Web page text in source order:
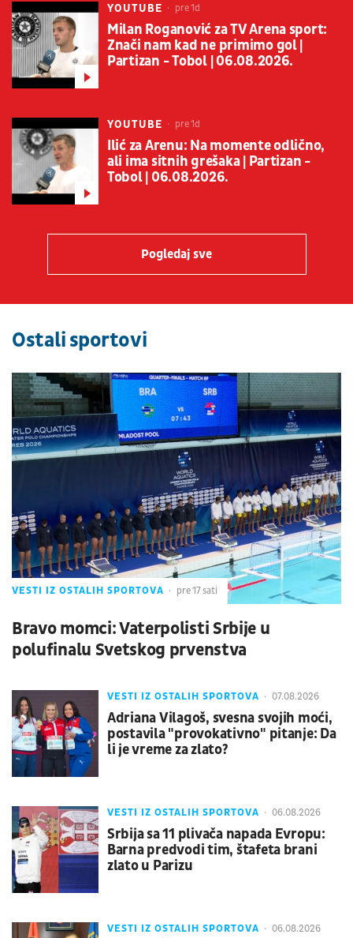
YOUTUBE pre 1d
Milan Roganović za TV Arena sport:
Znači nam kad ne primimo gol |
Partizan - Tobol | 06.08.2026.
YOUTUBE pre 1d
Ilić za Arenu: Na momente odlično,
ali ima sitnih grešaka | Partizan -
Tobol | 06.08.2026.
Pogledaj sve
Ostali sportovi
VESTI IZ OSTALIH SPORTOVA pre 17 sati
Bravo momci: Vaterpolisti Srbije u
polufinalu Svetskog prvenstva
VESTI IZ OSTALIH SPORTOVA 07.08.2026
Adriana Vilagoš, svesna svojih moći,
postavila "provokativno" pitanje: Da
li je vreme za zlato?
VESTI IZ OSTALIH SPORTOVA 06.08.2026
Srbija sa 11 plivača napada Evropu:
Barna predvodi tim, štafeta brani
zlato u Parizu
VESTI IZ OSTALIH SPORTOVA 06.08.2026